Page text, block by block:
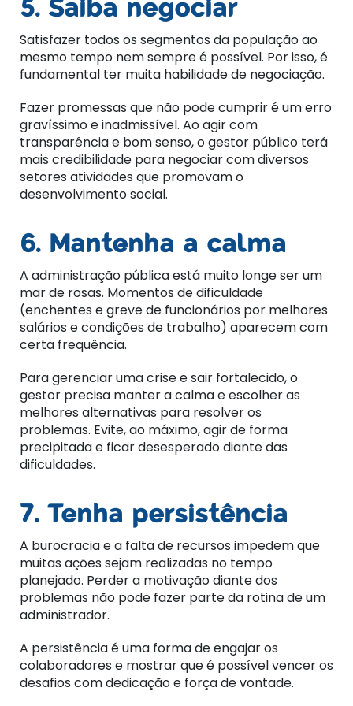
5. Saiba negociar
Satisfazer todos os segmentos da população ao
mesmo tempo nem sempre é possível. Por isso, é
fundamental ter muita habilidade de negociação.
Fazer promessas que não pode cumprir é um erro
gravíssimo e inadmissível. Ao agir com
transparência e bom senso, o gestor público terá
mais credibilidade para negociar com diversos
setores atividades que promovam o
desenvolvimento social.
6. Mantenha a calma
A administração pública está muito longe ser um
mar de rosas. Momentos de dificuldade
(enchentes e greve de funcionários por melhores
salários e condições de trabalho) aparecem com
certa frequência.
Para gerenciar uma crise e sair fortalecido, o
gestor precisa manter a calma e escolher as
melhores alternativas para resolver os
problemas. Evite, ao máximo, agir de forma
precipitada e ficar desesperado diante das
dificuldades.
7. Tenha persistência
A burocracia e a falta de recursos impedem que
muitas ações sejam realizadas no tempo
planejado. Perder a motivação diante dos
problemas não pode fazer parte da rotina de um
administrador.
A persistência é uma forma de engajar os
colaboradores e mostrar que é possível vencer os
desafios com dedicação e força de vontade.